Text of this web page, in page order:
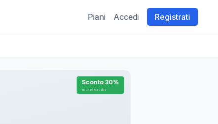
Piani Accedi Registrati
Sconto 30%
vs mercato